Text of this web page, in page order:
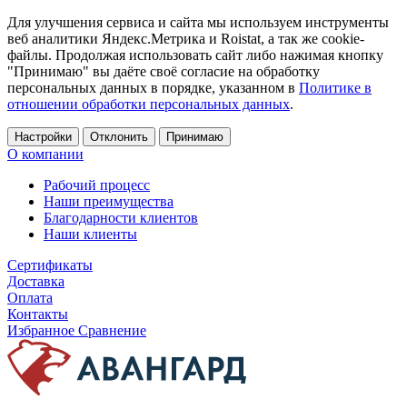
Для улучшения сервиса и сайта мы используем инструменты
веб аналитики Яндекс.Метрика и Roistat, а так же cookie-
файлы. Продолжая использовать сайт либо нажимая кнопку
"Принимаю" вы даёте своё согласие на обработку
персональных данных в порядке, указанном в Политике в
отношении обработки персональных данных.
Настройки Отклонить Принимаю
О компании
Рабочий процесс
Наши преимущества
Благодарности клиентов
Наши клиенты
Сертификаты
Доставка
Оплата
Контакты
Избранное Сравнение